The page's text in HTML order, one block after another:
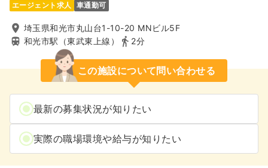
エージェント求人 車通勤可
埼玉県和光市丸山台1-10-20 MNビル5F
和光市駅（東武東上線）
2分
この施設について問い合わせる
最新の募集状況が知りたい
実際の職場環境や給与が知りたい